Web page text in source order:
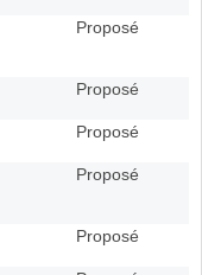
Proposé
Proposé
Proposé
Proposé
Proposé